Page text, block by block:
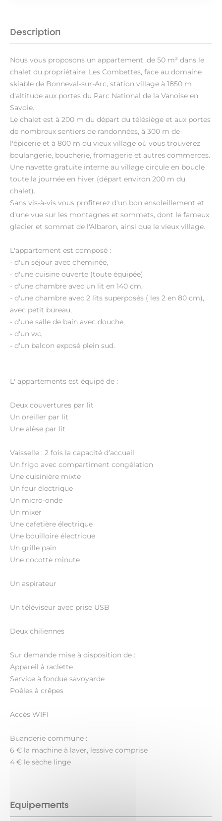
Description
Nous vous proposons un appartement, de 50 m² dans le
chalet du propriétaire, Les Combettes, face au domaine
skiable de Bonneval-sur-Arc, station village à 1850 m
d'altitude aux portes du Parc National de la Vanoise en
Savoie.
Le chalet est à 200 m du départ du télésiège et aux portes
de nombreux sentiers de randonnées, à 300 m de
l'épicerie et à 800 m du vieux village où vous trouverez
boulangerie, boucherie, fromagerie et autres commerces.
Une navette gratuite interne au village circule en boucle
toute la journée en hiver (départ environ 200 m du
chalet).
Sans vis-à-vis vous profiterez d'un bon ensoleillement et
d'une vue sur les montagnes et sommets, dont le fameux
glacier et sommet de l'Albaron, ainsi que le vieux village.
L'appartement est composé :
- d'un séjour avec cheminée,
- d'une cuisine ouverte (toute équipée)
- d'une chambre avec un lit en 140 cm,
- d'une chambre avec 2 lits superposés ( les 2 en 80 cm),
avec petit bureau,
- d'une salle de bain avec douche,
- d'un wc,
- d'un balcon exposé plein sud.
L' appartements est équipé de :
Deux couvertures par lit
Un oreiller par lit
Une alèse par lit
Vaisselle : 2 fois la capacité d’accueil
Un frigo avec compartiment congélation
Une cuisinière mixte
Un four électrique
Un micro-onde
Un mixer
Une cafetière électrique
Une bouilloire électrique
Un grille pain
Une cocotte minute
Un aspirateur
Un téléviseur avec prise USB
Deux chiliennes
Sur demande mise à disposition de :
Appareil à raclette
Service à fondue savoyarde
Poêles à crêpes
Accès WIFI
Buanderie commune :
6 € la machine à laver, lessive comprise
4 € le sèche linge
Equipements